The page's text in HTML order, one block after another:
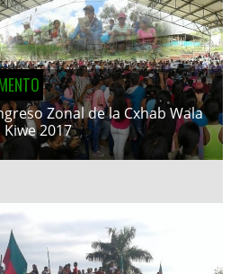
Zonal de la Cxhab Wala
Kiwe 2017